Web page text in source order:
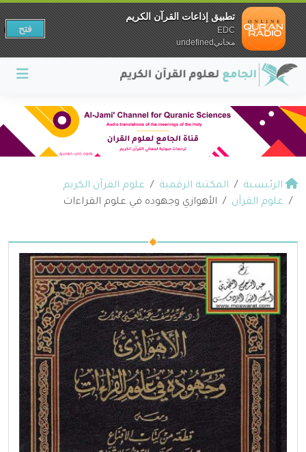
الرئيسية المكتبة الرقمية
علوم القرآن الكريم
علوم القرآن
الأهوازي وجهوده في علوم القراءات
تطبيق إذاعات القرآن الكريم
EDC
مجانيundefined
فتح